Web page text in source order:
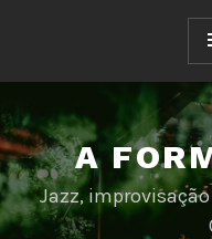
A
Jazz,